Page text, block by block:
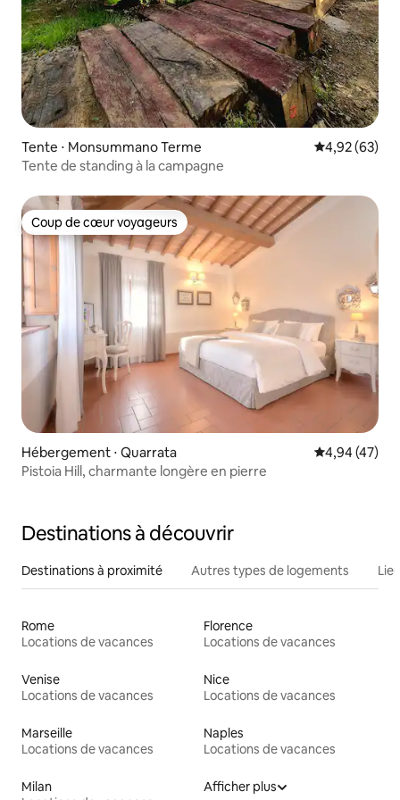
Tente ⋅ Monsummano Terme Évaluation
4,92 (63)
Tente de standing à la campagne
Coup de cœur voyageurs
Coup de cœur voyageurs
Hébergement ⋅ Quarrata Évaluation
4,94 (47)
Pistoia Hill, charmante longère en pierre
Destinations à découvrir
Destinations à proximité Autres types de logements
Rome
Locations de vacances
Florence
Locations de vacances
Venise
Locations de vacances
Nice
Locations de vacances
Marseille
Locations de vacances
Naples
Locations de vacances
Milan
Afficher plus